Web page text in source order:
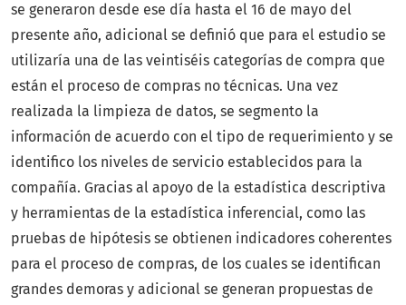
se generaron desde ese día hasta el 16 de mayo del
presente año, adicional se definió que para el estudio se
utilizaría una de las veintiséis categorías de compra que
están el proceso de compras no técnicas. Una vez
realizada la limpieza de datos, se segmento la
información de acuerdo con el tipo de requerimiento y se
identifico los niveles de servicio establecidos para la
compañía. Gracias al apoyo de la estadística descriptiva
y herramientas de la estadística inferencial, como las
pruebas de hipótesis se obtienen indicadores coherentes
para el proceso de compras, de los cuales se identifican
grandes demoras y adicional se generan propuestas de